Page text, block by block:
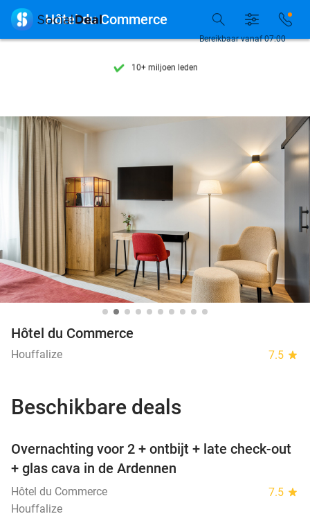
7 dagen per week beschikbaar
10+ miljoen leden
10+ miljoen leden
Bereikbaar vanaf 07:00
 Hôtel du Commerce
Hôtel du Commerce
Houffalize 7.5 star
Beschikbare deals
Overnachting voor 2 + ontbijt + late check-out
+ glas cava in de Ardennen
Hôtel du Commerce 7.5 star
Houffalize